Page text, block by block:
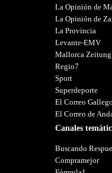
La Opinión de
La Opinión de
La Provincia
Levante-EMV
Mallorca Zeitung
Regio7
Sport
Superdeporte
El Correo Gallego
El Correo de
Canales
Buscando
Compramejor